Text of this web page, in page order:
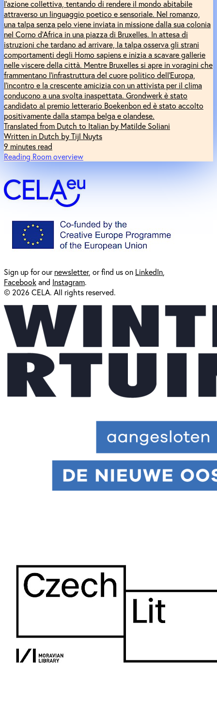
l’azione collettiva, tentando di rendere il mondo abitabile
attraverso un linguaggio poetico e sensoriale. Nel romanzo,
una talpa senza pelo viene inviata in missione dalla sua colonia
nel Corno d’Africa in una piazza di Bruxelles. In attesa di
istruzioni che tardano ad arrivare, la talpa osserva gli strani
comportamenti degli Homo sapiens e inizia a scavare gallerie
nelle viscere della città. Mentre Bruxelles si apre in voragini che
frammentano l’infrastruttura del cuore politico dell’Europa,
l’incontro e la crescente amicizia con un attivista per il clima
conducono a una svolta inaspettata. Grondwerk è stato
candidato al premio letterario Boekenbon ed è stato accolto
positivamente dalla stampa belga e olandese.
Translated from Dutch to Italian by Matilde Soliani
Written in Dutch by Tijl Nuyts
9 minutes read
Reading Room overview
Sign up for ournewsletter, or find us on LinkedIn
Facebookand Instagram.
© 2026 CELA. All rights reserved.